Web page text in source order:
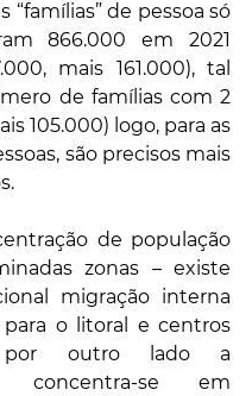
“famílias” de pessoa só
866.000 em 2021
mais 161.000), tal
de famílias com 2
105.000) logo, para as
são precisos mais
de população
zonas – existe
migração interna
o litoral e centros
por outro lado a
concentra-se em